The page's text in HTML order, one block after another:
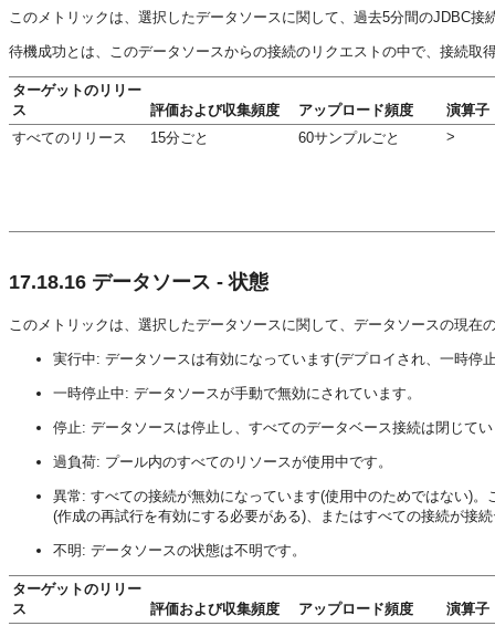
このメトリックは、選択したデータソースに関して、過去5分間のJDBC接
待機成功とは、このデータソースからの接続のリクエストの中で、接続
ターゲットのリリー
ス
評価および収集頻度 アップロード頻度
演算子
すべてのリリース
15分ごと 60サンプルごと >
17.18.16 データソース - 状態
このメトリックは、選択したデータソースに関して、データソースの現在
実行中: データソースは有効になっています(デプロイされ、一時停
一時停止中: データソースが手動で無効にされています。
停止: データソースは停止し、すべてのデータベース接続は閉じて
過負荷: プール内のすべてのリソースが使用中です。
異常: すべての接続が無効になっています(使用中のためではない)
(作成の再試行を有効にする必要がある)、またはすべての接続が接
不明: データソースの状態は不明です。
ターゲットのリリー
ス
評価および収集頻度 アップロード頻度
演算子